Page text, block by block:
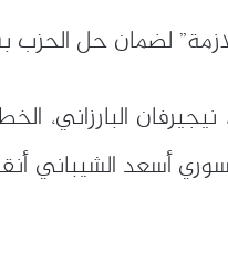
اللازمة” لضمان حل
نيجيرفان
أسعد الشيباني